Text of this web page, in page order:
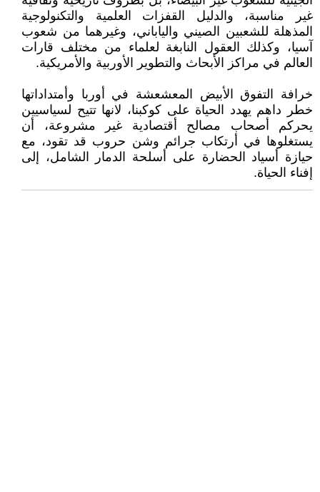
غير مناسبة، والدليل القفزات العلمية والتكنولوجية
المذهلة للشعبين الصيني والياباني، وغيرهما من شعوب
آسيا، وكذلك العقول النابغة لعلماء من مختلف قارات
العالم في مراكز الأبحاث والتطوير الأوربية والأمريكية.
خرافة التفوق الأبيض المعشعشة في أوربا وأمتداداتها
خطر داهم يهدد الحياة على كوكبنا، لانها تتيح لسياسيين
يحركم أصحاب مصالح أقتصادية غير مشروعة، أن
يستغلوها في أرتكاب جرائم وشن حروب قد تقود، مع
حيازة أسياد الحضارة على أسلحة الدمار الشامل، إلى
إفناء الحياة.